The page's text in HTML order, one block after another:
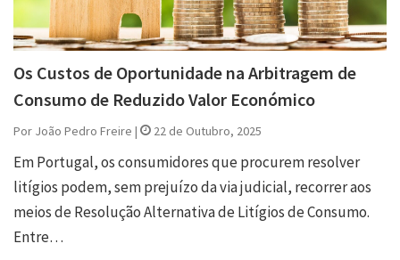
Os Custos de Oportunidade na Arbitragem de
Consumo de Reduzido Valor Económico
Por João Pedro Freire | 22 de Outubro, 2025
Em Portugal, os consumidores que procurem resolver
litígios podem, sem prejuízo da via judicial, recorrer aos
meios de Resolução Alternativa de Litígios de Consumo.
Entre…